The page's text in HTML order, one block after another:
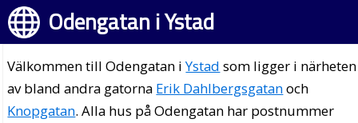
Odengatan i Ystad
Välkommen till Odengatan iYstad som ligger i närheten
av bland andra gatorna Erik Dahlbergsgatanoch
Knopgatan. Alla hus på Odengatan har postnummer